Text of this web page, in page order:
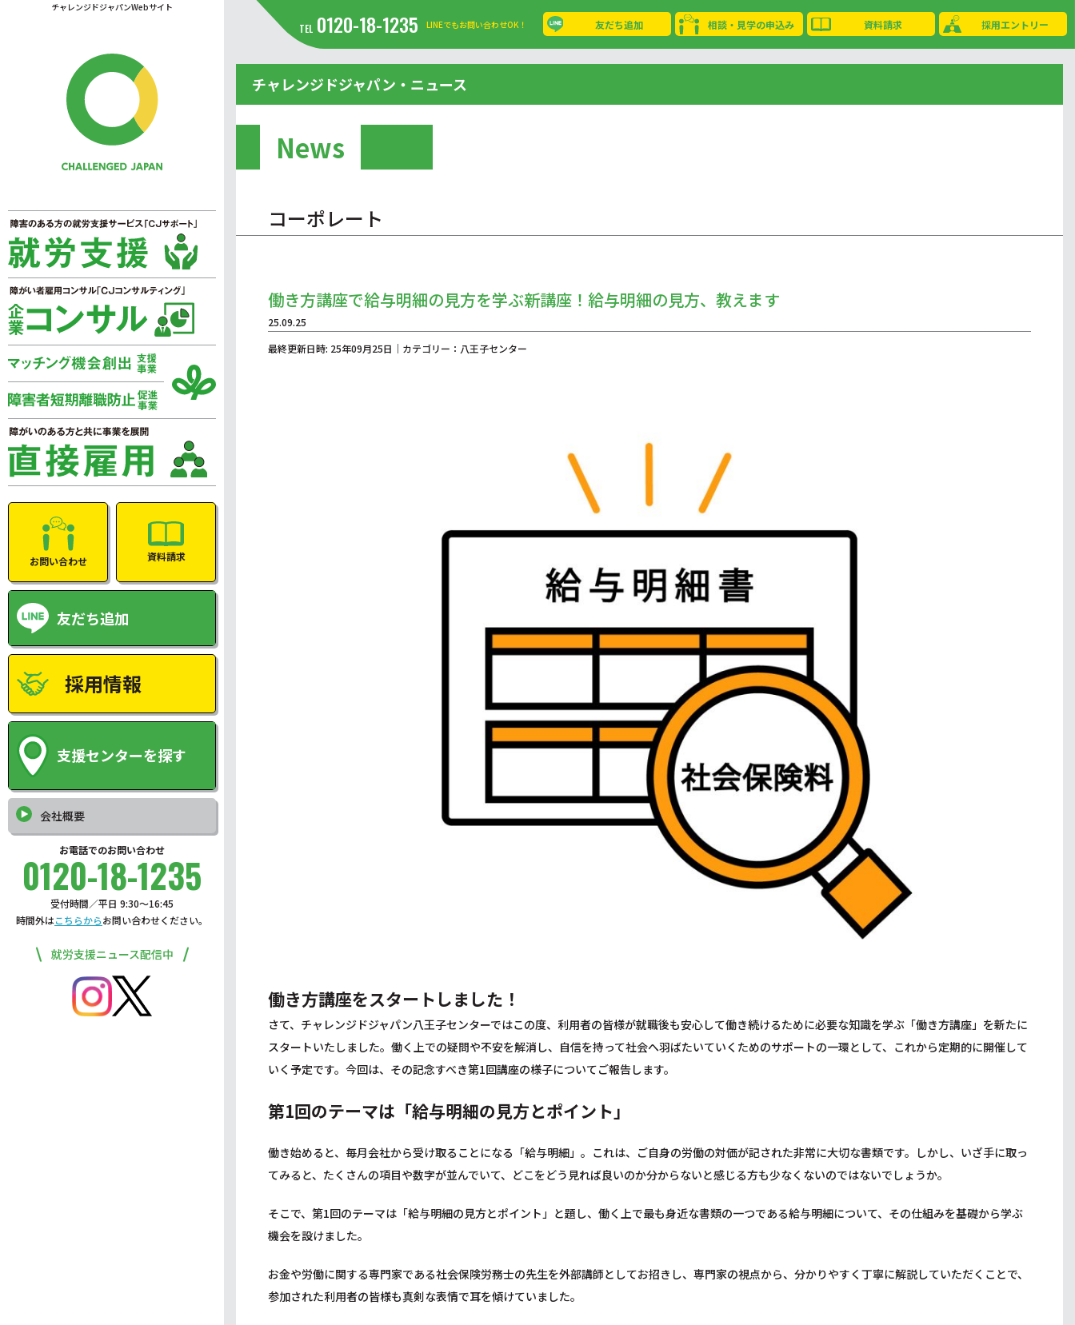
チャレンジドジャパンWebサイト
お問い合わせ 資料請求
友だち追加
採用情報
支援センターを探す
会社概要
お電話でのお問い合わせ
0120-18-1235
受付時間／平日 9:30〜16:45
時間外はこちらからお問い合わせください。
就労支援ニュース配信中
TEL 0120-18-1235 LINEでもお問い合わせOK！ 友だち追加 相談・見学の申込み 資料請求 採用エントリー
チャレンジドジャパン・ニュース
News
コーポレート
働き方講座で給与明細の見方を学ぶ新講座！給与明細の見方、教えます
25.09.25
最終更新日時: 25年09月25日｜カテゴリー：八王子センター
働き方講座をスタートしました！
さて、チャレンジドジャパン八王子センターではこの度、利用者の皆様が就職後も安心して働き続けるために必要な知識を学ぶ「働き方講座」を新たに
スタートいたしました。働く上での疑問や不安を解消し、自信を持って社会へ羽ばたいていくためのサポートの一環として、これから定期的に開催して
いく予定です。今回は、その記念すべき第1回講座の様子についてご報告します。
第1回のテーマは「給与明細の見方とポイント」
働き始めると、毎月会社から受け取ることになる「給与明細」。これは、ご自身の労働の対価が記された非常に大切な書類です。しかし、いざ手に取っ
てみると、たくさんの項目や数字が並んでいて、どこをどう見れば良いのか分からないと感じる方も少なくないのではないでしょうか。
そこで、第1回のテーマは「給与明細の見方とポイント」と題し、働く上で最も身近な書類の一つである給与明細について、その仕組みを基礎から学ぶ
機会を設けました。
お金や労働に関する専門家である社会保険労務士の先生を外部講師としてお招きし、専門家の視点から、分かりやすく丁寧に解説していただくことで、
参加された利用者の皆様も真剣な表情で耳を傾けていました。